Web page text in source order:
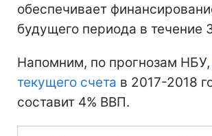
обеспечивает
будущего периода в течение
Напомним, по прогнозам НБУ,
текущего счета в 2017-2018
составит 4% ВВП.